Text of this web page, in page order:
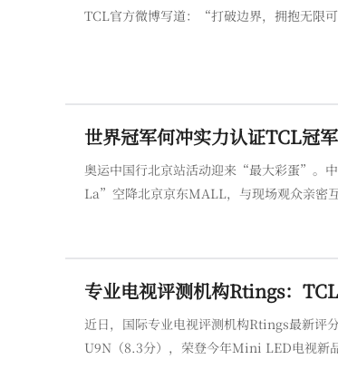
TCL官方微博写道：“打破边界，拥抱无限
世界冠军何冲实力认证TCL冠
奥运中国行北京站活动迎来“最大彩蛋”。
La”空降北京京东MALL，与现场观众亲密互
专业电视评测机构Rtings：
近日，国际专业电视评测机构Rtings最新评
U9N（8.3分），荣登今年Mini LED电视新品